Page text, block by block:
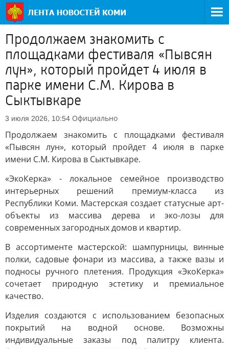
Продолжаем знакомить с
площадками фестиваля «Пывсян
лун», который пройдет 4 июля в
парке имени С.М. Кирова в
Сыктывкаре
3 июля 2026, 10:54 Официально
Продолжаем знакомить с площадками фестиваля
«Пывсян лун», который пройдет 4 июля в парке
имени С.М. Кирова в Сыктывкаре.
«ЭкоКерка» - локальное семейное производство
интерьерных решений премиум-класса из
Республики Коми. Мастерская создает статусные арт-
объекты из массива дерева и эко-лозы для
современных загородных домов и квартир.
В ассортименте мастерской: шампурницы, винные
полки, садовые фонари из массива, а также вазы и
подносы ручного плетения. Продукция «ЭкоКерка»
сочетает природную эстетику и премиальное
качество.
Изделия создаются с использованием безопасных
покрытий на водной основе. Возможны
индивидуальные заказы под палитру клиента.